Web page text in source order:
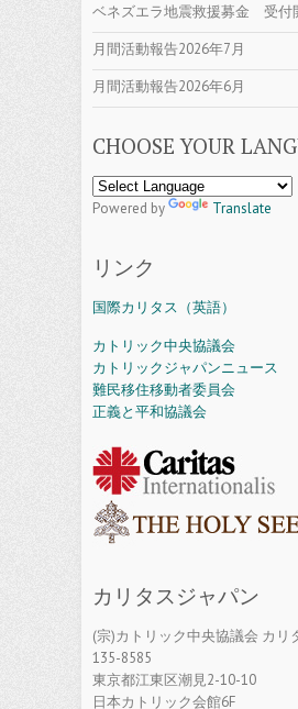
ベネズエラ地震救援募金 受付
月間活動報告2026年7月
月間活動報告2026年6月
CHOOSE YOUR
Powered by Translate
リンク
国際カリタス（英語）
カトリック中央協議会
カトリックジャパンニュース
難民移住移動者委員会
正義と平和協議会
カリタスジャパン
(宗)カトリック中央協議会 カリ
135-8585
東京都江東区潮見2-10-10
日本カトリック会館6F